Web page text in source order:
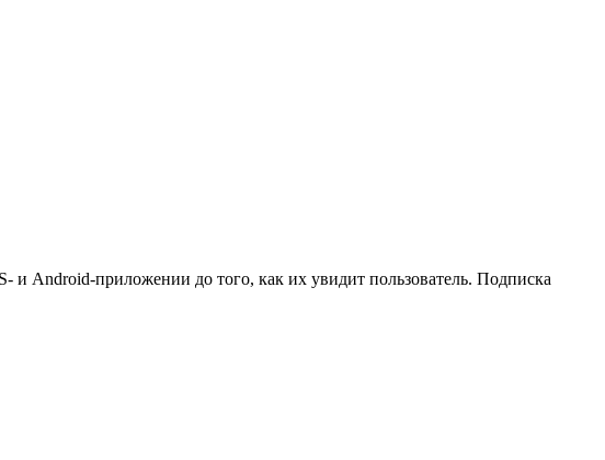
и Android-приложении до того, как их увидит пользователь. Подписка